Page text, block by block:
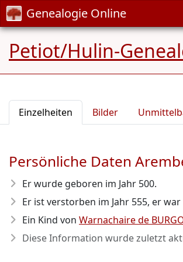
Genealogie Online
Petiot/Hulin-
Einzelheiten Bilder
Persönliche Daten
Er wurde geboren im Jahr 500.
Er ist verstorben im Jahr 555, er war
Ein Kind von Warnachaire de
Diese Information wurde zuletzt